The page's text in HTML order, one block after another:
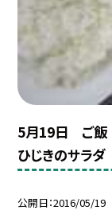
5月19日 ご
ひじきのサラ
公開日 2016/05/19